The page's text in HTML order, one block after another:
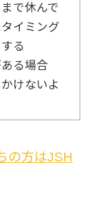
で休んで
イミング
る
る場合
けないよ
の方はJSH